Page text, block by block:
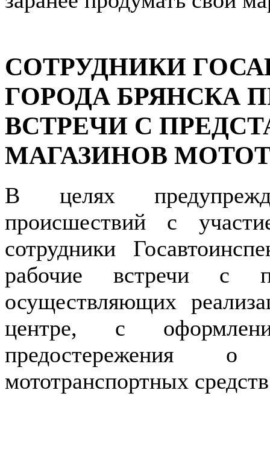
СОТРУДНИКИ
ГОРОДА БРЯНСКА
ВСТРЕЧИ С
МАГАЗИНОВ
В целях
происшествий с
сотрудники
рабочие встречи с
осуществляющих
центре, с
предостережения о
мототранспортных